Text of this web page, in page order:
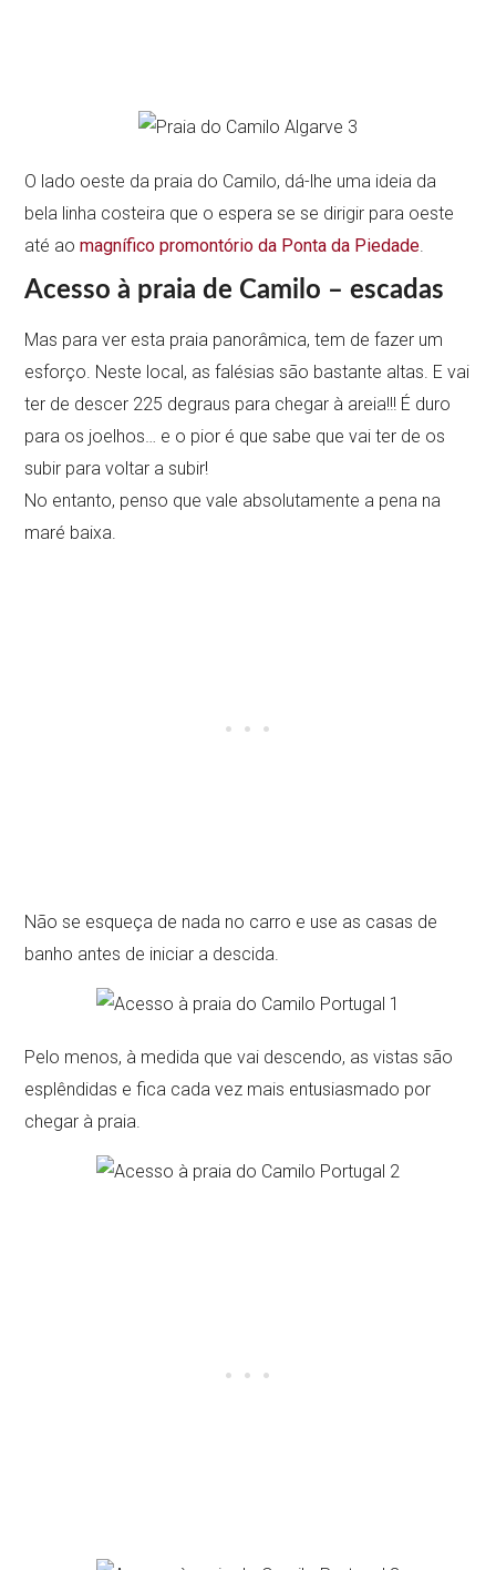
O lado oeste da praia do Camilo, dá-lhe uma ideia da
bela linha costeira que o espera se se dirigir para oeste
até aomagnífico promontório da Ponta da Piedade
Acesso à praia de Camilo – escadas
Mas para ver esta praia panorâmica, tem de fazer um
esforço. Neste local, as falésias são bastante altas. E vai
ter de descer 225 degraus para chegar à areia!!! É duro
para os joelhos… e o pior é que sabe que vai ter de os
subir para voltar a subir!
No entanto, penso que vale absolutamente a pena na
maré baixa.
Não se esqueça de nada no carro e use as casas de
banho antes de iniciar a descida.
Pelo menos, à medida que vai descendo, as vistas são
esplêndidas e fica cada vez mais entusiasmado por
chegar à praia.